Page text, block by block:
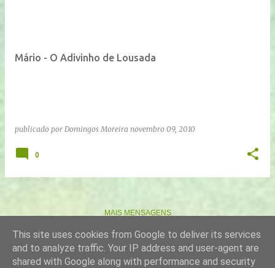
Mário - O Adivinho de Lousada
publicado por Domingos Moreira novembro 09, 2010
0
MAIS MENSAGENS
Com tecnologia do Blogger
This site uses cookies from Google to deliver its services
and to analyze traffic. Your IP address and user-agent are
shared with Google along with performance and security